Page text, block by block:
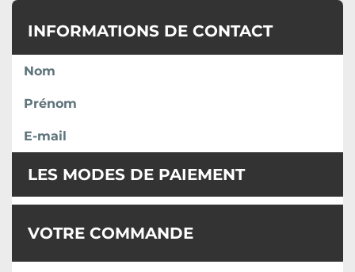
INFORMATIONS DE CONTACT
Nom
Prénom
E-mail
LES MODES DE PAIEMENT
VOTRE COMMANDE